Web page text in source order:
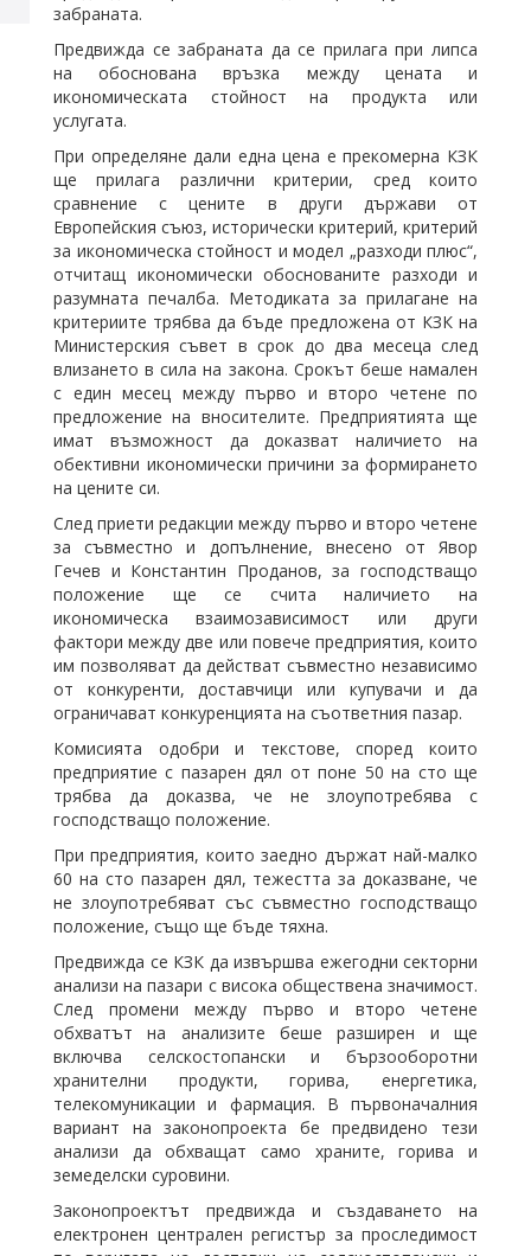
забраната.
Предвижда се забраната да се прилага при липса
на обоснована връзка между цената и
икономическата стойност на продукта или
услугата.
При определяне дали една цена е прекомерна КЗК
ще прилага различни критерии, сред които
сравнение с цените в други държави от
Европейския съюз, исторически критерий, критерий
за икономическа стойност и модел „разходи плюс“,
отчитащ икономически обоснованите разходи и
разумната печалба. Методиката за прилагане на
критериите трябва да бъде предложена от КЗК на
Министерския съвет в срок до два месеца след
влизането в сила на закона. Срокът беше намален
с един месец между първо и второ четене по
предложение на вносителите. Предприятията ще
имат възможност да доказват наличието на
обективни икономически причини за формирането
на цените си.
След приети редакции между първо и второ четене
за съвместно и допълнение, внесено от Явор
Гечев и Константин Проданов, за господстващо
положение ще се счита наличието на
икономическа взаимозависимост или други
фактори между две или повече предприятия, които
им позволяват да действат съвместно независимо
от конкуренти, доставчици или купувачи и да
ограничават конкуренцията на съответния пазар.
Комисията одобри и текстове, според които
предприятие с пазарен дял от поне 50 на сто ще
трябва да доказва, че не злоупотребява с
господстващо положение.
При предприятия, които заедно държат най-малко
60 на сто пазарен дял, тежестта за доказване, че
не злоупотребяват със съвместно господстващо
положение, също ще бъде тяхна.
Предвижда се КЗК да извършва ежегодни секторни
анализи на пазари с висока обществена значимост.
След промени между първо и второ четене
обхватът на анализите беше разширен и ще
включва селскостопански и бързооборотни
хранителни продукти, горива, енергетика,
телекомуникации и фармация. В първоначалния
вариант на законопроекта бе предвидено тези
анализи да обхващат само храните, горива и
земеделски суровини.
Законопроектът предвижда и създаването на
електронен централен регистър за проследимост